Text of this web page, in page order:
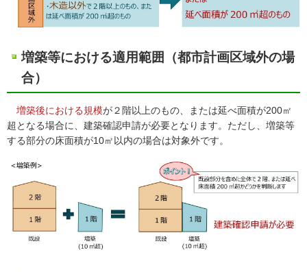
増築等における適用範囲（都市計画区域外の場
合）
増築後における規模が２階以上のもの、または延べ面積が200㎡
超となる場合に、建築確認申請が必要となります。ただし、増築等
する部分の床面積が10㎡以内の場合は対象外です。